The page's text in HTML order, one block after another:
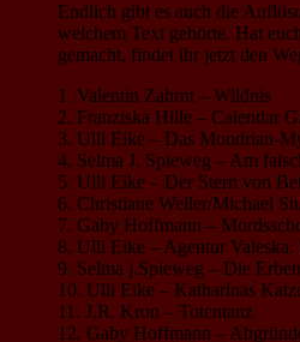
Endlich gibt es auch die
welchem Text gehörte. Hat
gemacht, findet ihr jetzt den
1. Valentin Zahrnt – Wildnis
2. Franziska Hille – Calendar
3. Ulli Eike – Das Mondrian-
4. Selma J. Spieweg – Am
5. Ulli Eike – Der Stern von
6. Christiane Weller/Michael
7. Gaby Hoffmann –
8. Ulli Eike – Agentur Valeska:
9. Selma j.Spieweg – Die
10. Ulli Eike – Katharinas
11. J.R. Kron – Totentanz
12. Gaby Hoffmann –